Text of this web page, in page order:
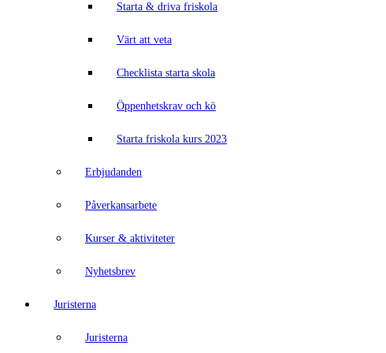
Starta & driva friskola
Värt att veta
Checklista starta skola
Öppenhetskrav och kö
Starta friskola kurs 2023
Erbjudanden
Påverkansarbete
Kurser & aktiviteter
Nyhetsbrev
Juristerna
Juristerna